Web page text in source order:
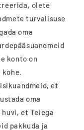
olete
turvalisuse
oma
konto on
et
oma
et Teiega
pakkuda ja